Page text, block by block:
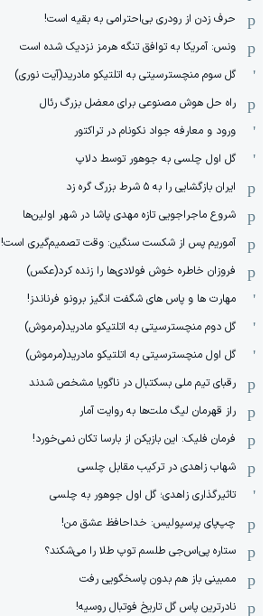
حرف زدن از رودری بی‌احترامی به بقیه است!
ونس: آمریکا به توافق تنگه هرمز نزدیک شده است
گل سوم منچسترسیتی به اتلتیکو مادرید(آیت نوری)
راه حل هوش مصنوعی برای معضل بزرگ رئال
ورود و معارفه جواد نکونام در تراکتور
گل اول چلسی به جوهور توسط دلاپ
ایران بازگشایی را به ۵ شرط بزرگ گره زد
شروع ماجراجویی تازه مهدی پاشا در شهر اولین‌ها
آموریم پس از شکست سنگین: وقت تصمیم‌گیری است!
فروزان خاطره خوش فولادی‌ها را زنده کرد(عکس)
مهارت ها و پاس های شگفت انگیز برونو فرناندز!
گل دوم منچسترسیتی به اتلتیکو مادرید(مرموش)
گل اول منچسترسیتی به اتلتیکو مادرید(مرموش)
رقبای تیم ملی بسکتبال در ناگویا مشخص‌ شدند
راز قهرمان لیگ ملت‌ها به روایت آمار
فرمان فلیک: این بازیکن از بارسا تکان نمی‌خورد!
شهاب زاهدی در ترکیب مقابل چلسی
تاثیرگذاری زاهدی؛ گل اول جوهور به چلسی
چپ‌پای پرسپولیس: خداحافظ عشق من!
ستاره پی‌اس‌جی طلسم توپ طلا را می‌شکند؟
ممبینی باز هم بدون پاسخگویی رفت
نادر‌ترین پاس گل تاریخ فوتبال روسیه!